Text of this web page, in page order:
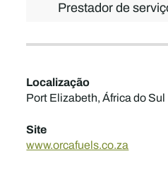
Prestador de
Localização
Port Elizabeth, África do Sul
Site
www.orcafuels.co.za